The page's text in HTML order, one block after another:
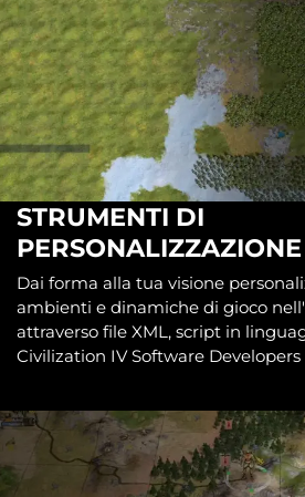
STRUMENTI DI
PERSONALIZZAZIONE
Dai forma alla tua visione
ambienti e dinamiche di gioco
attraverso file XML, script in
Civilization IV Software Developers